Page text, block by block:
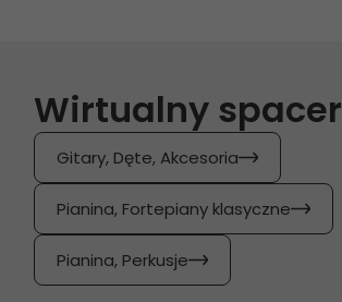
Wirtualny spacer
Gitary, Dęte, Akcesoria
Pianina, Fortepiany klasyczne
Pianina, Perkusje